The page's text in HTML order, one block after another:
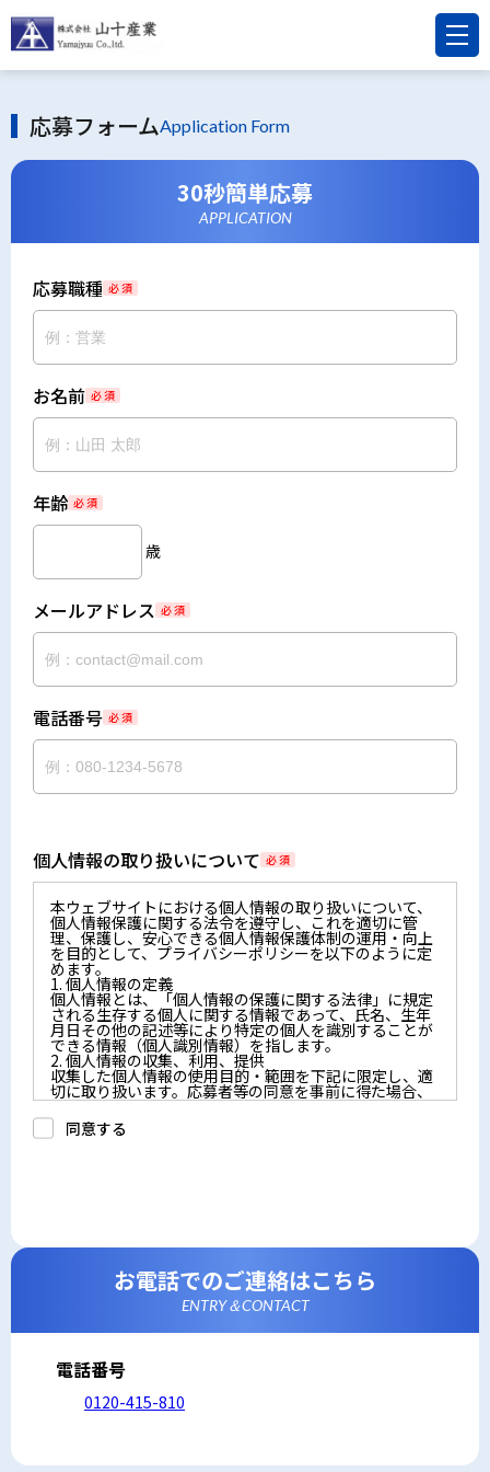
応募フォームApplication Form
30秒簡単応募
APPLICATION
応募職種 必 須
お名前 必 須
年齢 必 須
歳
メールアドレス 必 須
電話番号 必 須
個人情報の取り扱いについて 必 須
本ウェブサイトにおける個人情報の取り扱いについて、
個人情報保護に関する法令を遵守し、これを適切に管
理、保護し、安心できる個人情報保護体制の運用・向上
を目的として、プライバシーポリシーを以下のように定
めます。
1. 個人情報の定義
個人情報とは、「個人情報の保護に関する法律」に規定
される生存する個人に関する情報であって、氏名、生年
月日その他の記述等により特定の個人を識別することが
できる情報（個人識別情報）を指します。
2. 個人情報の収集、利用、提供
収集した個人情報の使用目的・範囲を下記に限定し、適
切に取り扱います。応募者等の同意を事前に得た場合、
又は法令により許された場合を除き、個人情報を第三者
に提供しません。
a.応募者等からのお問い合わせに対応・管理するため
な期間、妥当な範囲内でこれに応じます。
応募者等の個人情報の取得、利用その他一切の取り扱い
について、個人情報の保護に関する法律、その他の関連
法令、及び本プライバシーポリシーを遵守します。
応募者等の個人情報を正確かつ最新の内容に保つよう努
及び毀損から保護するため、必要な安全管理措置を講じ
ます。
6. Cookieについて
本ウェブサイトでは、一部のコンテンツにおいてCookie
同意する
お電話でのご連絡はこちら
ENTRY＆CONTACT
電話番号
0120-415-810